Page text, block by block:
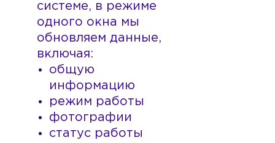
системе, в режиме
одного окна мы
обновляем данные,
включая:
общую
информацию
режим работы
фотографии
статус работы